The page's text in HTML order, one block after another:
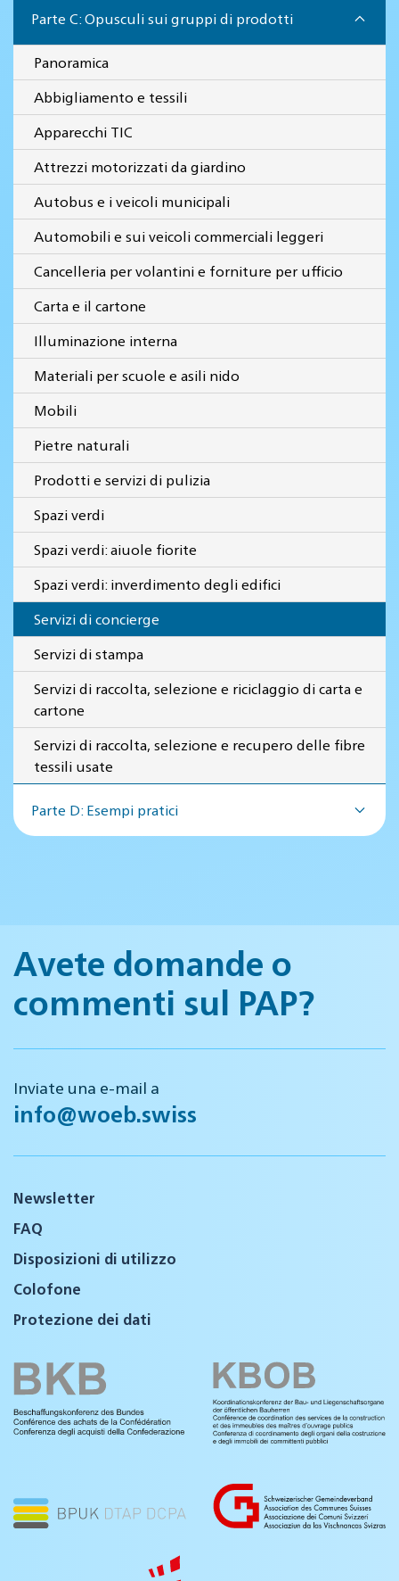
Parte C: Opusculi sui gruppi di prodotti
Panoramica
Abbigliamento e tessili
Apparecchi TIC
Attrezzi motorizzati da giardino
Autobus e i veicoli municipali
Automobili e sui veicoli commerciali leggeri
Cancelleria per volantini e forniture per ufficio
Carta e il cartone
Illuminazione interna
Materiali per scuole e asili nido
Mobili
Pietre naturali
Prodotti e servizi di pulizia
Spazi verdi
Spazi verdi: aiuole fiorite
Spazi verdi: inverdimento degli edifici
Servizi di concierge
Servizi di stampa
Servizi di raccolta, selezione e riciclaggio di carta e
cartone
Servizi di raccolta, selezione e recupero delle fibre
tessili usate
Parte D: Esempi pratici
Avete domande o
commenti sul PAP?
Inviate una e-mail a
info@woeb.swiss
Newsletter
FAQ
Disposizioni di utilizzo
Colofone
Protezione dei dati